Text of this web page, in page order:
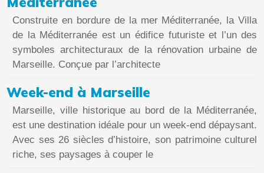
Construite en bordure de la mer Méditerranée, la Villa
de la Méditerranée est un édifice futuriste et l’un des
symboles architecturaux de la rénovation urbaine de
Marseille. Conçue par l’architecte
Week-end à Marseille
Marseille, ville historique au bord de la Méditerranée,
est une destination idéale pour un week-end dépaysant.
Avec ses 26 siècles d’histoire, son patrimoine culturel
riche, ses paysages à couper le